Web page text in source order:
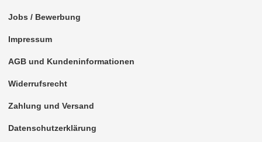
Antennenstab
Antennenstecker
Antennenverstärker
Antennenzubehör
Aux-In-Adapter
Bluetooth
Jobs / Bewerbung
Impressum
AGB und Kundeninformationen
Widerrufsrecht
Zahlung und Versand
Datenschutzerklärung